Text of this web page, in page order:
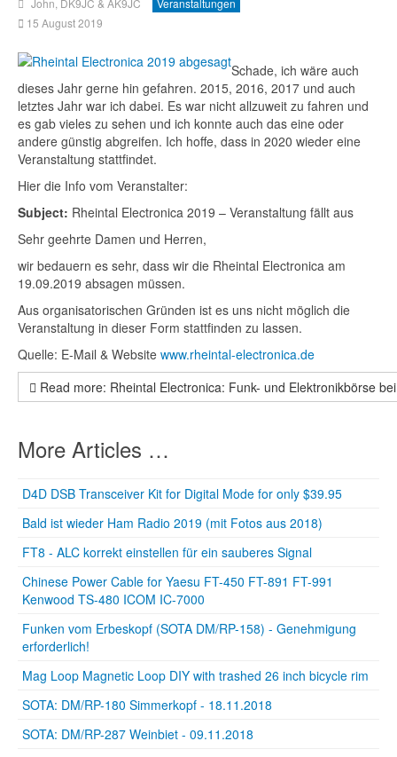
John, DK9JC & AK9JC
Veranstaltungen
15 August 2019
Schade, ich wäre auch
dieses Jahr gerne hin gefahren. 2015, 2016, 2017 und auch
letztes Jahr war ich dabei. Es war nicht allzuweit zu fahren und
es gab vieles zu sehen und ich konnte auch das eine oder
andere günstig abgreifen. Ich hoffe, dass in 2020 wieder eine
Veranstaltung stattfindet.
Hier die Info vom Veranstalter:
Subject: Rheintal Electronica 2019 – Veranstaltung fällt aus
Sehr geehrte Damen und Herren,
wir bedauern es sehr, dass wir die Rheintal Electronica am
19.09.2019 absagen müssen.
Aus organisatorischen Gründen ist es uns nicht möglich die
Veranstaltung in dieser Form stattfinden zu lassen.
Quelle: E-Mail & Website www.rheintal-electronica.de
Read more: Rheintal Electronica: Funk- und Elektronikbörse
More Articles …
D4D DSB Transceiver Kit for Digital Mode for only $39.95
Bald ist wieder Ham Radio 2019 (mit Fotos aus 2018)
FT8 - ALC korrekt einstellen für ein sauberes Signal
Chinese Power Cable for Yaesu FT-450 FT-891 FT-991
Kenwood TS-480 ICOM IC-7000
Funken vom Erbeskopf (SOTA DM/RP-158) - Genehmigung
erforderlich!
Mag Loop Magnetic Loop DIY with trashed 26 inch bicycle rim
SOTA: DM/RP-180 Simmerkopf - 18.11.2018
SOTA: DM/RP-287 Weinbiet - 09.11.2018